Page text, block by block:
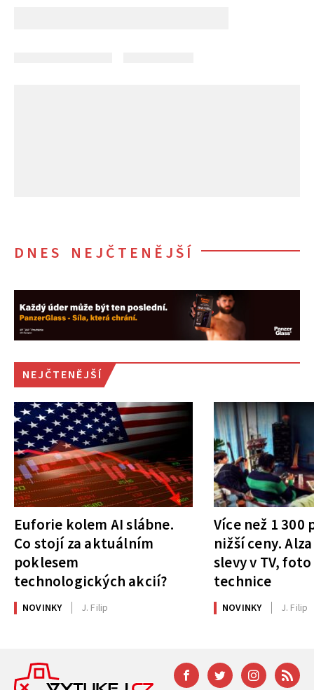
DNES NEJČTENĚJŠÍ
NEJČTENĚJŠÍ
Euforie kolem AI slábne.
Co stojí za aktuálním
poklesem
technologických akcií?
NOVINKY J. Filip
Více než 1
nižší ceny.
slevy v TV,
technice
NOVINKY J. Filip